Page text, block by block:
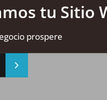
tu Sitio
prospere